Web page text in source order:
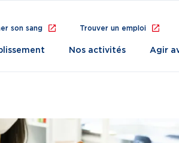
son sang Trouver un emploi
Nos activités Agir